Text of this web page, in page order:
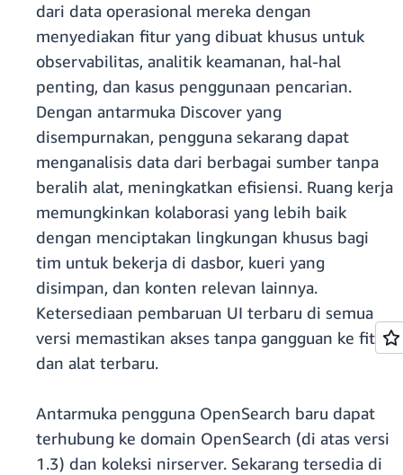
dari data operasional mereka dengan
menyediakan fitur yang dibuat khusus untuk
observabilitas, analitik keamanan, hal-hal
penting, dan kasus penggunaan pencarian.
Dengan antarmuka Discover yang
disempurnakan, pengguna sekarang dapat
menganalisis data dari berbagai sumber tanpa
beralih alat, meningkatkan efisiensi. Ruang kerja
memungkinkan kolaborasi yang lebih baik
dengan menciptakan lingkungan khusus bagi
tim untuk bekerja di dasbor, kueri yang
disimpan, dan konten relevan lainnya.
Ketersediaan pembaruan UI terbaru di semua
versi memastikan akses tanpa gangguan ke fitur
dan alat terbaru.
Antarmuka pengguna OpenSearch baru dapat
terhubung ke domain OpenSearch (di atas versi
1.3) dan koleksi nirserver. Sekarang tersedia di